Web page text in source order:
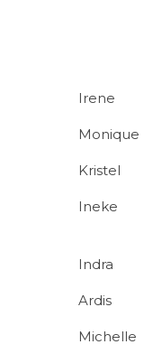
Irene
Monique
Kristel
Ineke
Indra
Ardis
Michelle